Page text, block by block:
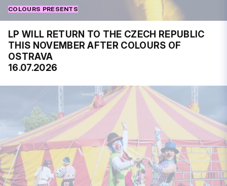
COLOURS PRESENTS
LP WILL RETURN TO THE CZECH REPUBLIC
THIS NOVEMBER AFTER COLOURS OF
OSTRAVA
16.07.2026